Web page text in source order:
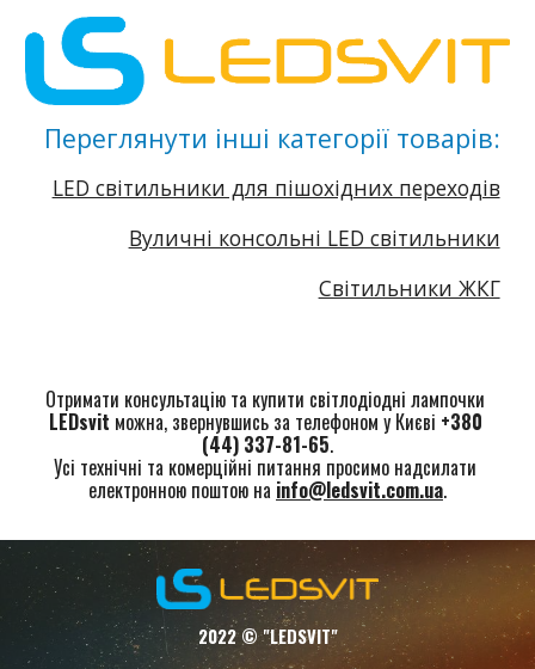
Переглянути інші категорії товарів:
LED світильники для пішохідних переходів
Вуличні консольні LED світильники
Світильники ЖКГ
Отримати консультацію та купити світлодіодні лампочки
LEDsvit можна, звернувшись за телефоном у Києві +380
(44) 337-81-65.
Усі технічні та комерційні питання просимо надсилати
електронною поштою на info@ledsvit.com.ua.
2022 © "LEDSVIT"